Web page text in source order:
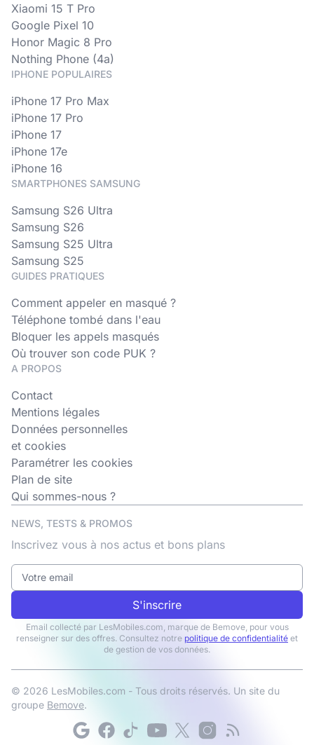
Xiaomi 15 T Pro
Google Pixel 10
Honor Magic 8 Pro
Nothing Phone (4a)
IPHONE POPULAIRES
iPhone 17 Pro Max
iPhone 17 Pro
iPhone 17
iPhone 17e
iPhone 16
SMARTPHONES SAMSUNG
Samsung S26 Ultra
Samsung S26
Samsung S25 Ultra
Samsung S25
GUIDES PRATIQUES
Comment appeler en masqué ?
Téléphone tombé dans l'eau
Bloquer les appels masqués
Où trouver son code PUK ?
A PROPOS
Contact
Mentions légales
Données personnelles
et cookies
Paramétrer les cookies
Plan de site
Qui sommes-nous ?
NEWS, TESTS & PROMOS
Inscrivez vous à nos actus et bons plans
S'inscrire
Email collecté par LesMobiles.com, marque de Bemove, pour vous
renseigner sur des offres. Consultez notre politique de confidentialité et
de gestion de vos données.
© 2026 LesMobiles.com - Tous droits réservés. Un site du
groupe Bemove.